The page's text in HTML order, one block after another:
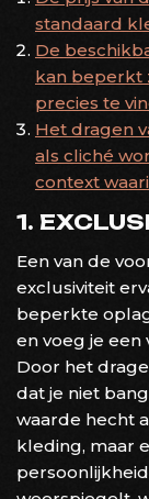
standaard
De
kan beperkt
precies te
Het dragen
als cliché
context
1.
Een van de
exclusiviteit
beperkte
en voeg je een
Door het
dat je niet
waarde hecht
kleding, maar